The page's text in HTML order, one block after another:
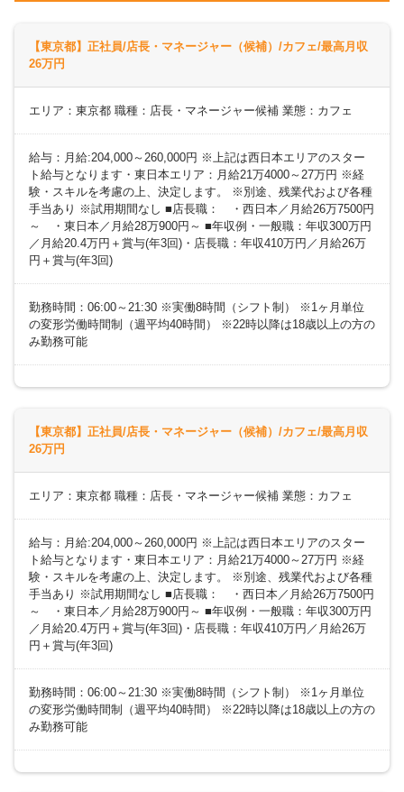
【東京都】正社員/店長・マネージャー（候補）/カフェ/最高月収
26万円
エリア：東京都 職種：店長・マネージャー候補 業態：カフェ
給与：月給:204,000～260,000円 ※上記は西日本エリアのスター
ト給与となります・東日本エリア：月給21万4000～27万円 ※経
験・スキルを考慮の上、決定します。 ※別途、残業代および各種
手当あり ※試用期間なし ■店長職： ・西日本／月給26万7500円
～ ・東日本／月給28万900円～ ■年収例・一般職：年収300万円
／月給20.4万円＋賞与(年3回)・店長職：年収410万円／月給26万
円＋賞与(年3回)
勤務時間：06:00～21:30 ※実働8時間（シフト制） ※1ヶ月単位
の変形労働時間制（週平均40時間） ※22時以降は18歳以上の方の
み勤務可能
【東京都】正社員/店長・マネージャー（候補）/カフェ/最高月収
26万円
エリア：東京都 職種：店長・マネージャー候補 業態：カフェ
給与：月給:204,000～260,000円 ※上記は西日本エリアのスター
ト給与となります・東日本エリア：月給21万4000～27万円 ※経
験・スキルを考慮の上、決定します。 ※別途、残業代および各種
手当あり ※試用期間なし ■店長職： ・西日本／月給26万7500円
～ ・東日本／月給28万900円～ ■年収例・一般職：年収300万円
／月給20.4万円＋賞与(年3回)・店長職：年収410万円／月給26万
円＋賞与(年3回)
勤務時間：06:00～21:30 ※実働8時間（シフト制） ※1ヶ月単位
の変形労働時間制（週平均40時間） ※22時以降は18歳以上の方の
み勤務可能